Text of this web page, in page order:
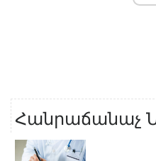
Հանրաճանաչ